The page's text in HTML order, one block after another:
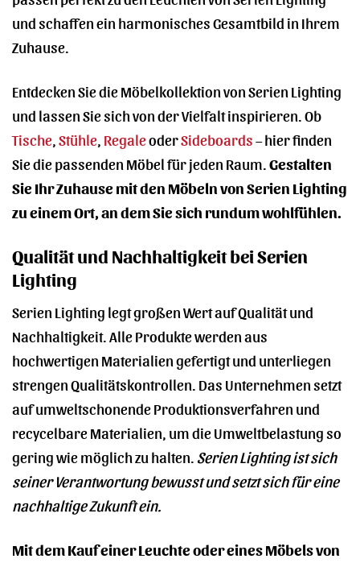
und schaffen ein harmonisches Gesamtbild in Ihrem
Zuhause.
Entdecken Sie die Möbelkollektion von Serien Lighting
und lassen Sie sich von der Vielfalt inspirieren. Ob
Tische Stühle RegaleoderSideboards– hier finden
Sie die passenden Möbel für jeden Raum. Gestalten
Sie Ihr Zuhause mit den Möbeln von Serien Lighting
zu einem Ort, an dem Sie sich rundum wohlfühlen.
Qualität und Nachhaltigkeit bei Serien
Lighting
Serien Lighting legt großen Wert auf Qualität und
Nachhaltigkeit. Alle Produkte werden aus
hochwertigen Materialien gefertigt und unterliegen
strengen Qualitätskontrollen. Das Unternehmen setzt
auf umweltschonende Produktionsverfahren und
recycelbare Materialien, um die Umweltbelastung so
gering wie möglich zu halten. Serien Lighting ist sich
seiner Verantwortung bewusst und setzt sich für eine
nachhaltige Zukunft ein.
Mit dem Kauf einer Leuchte oder eines Möbels von